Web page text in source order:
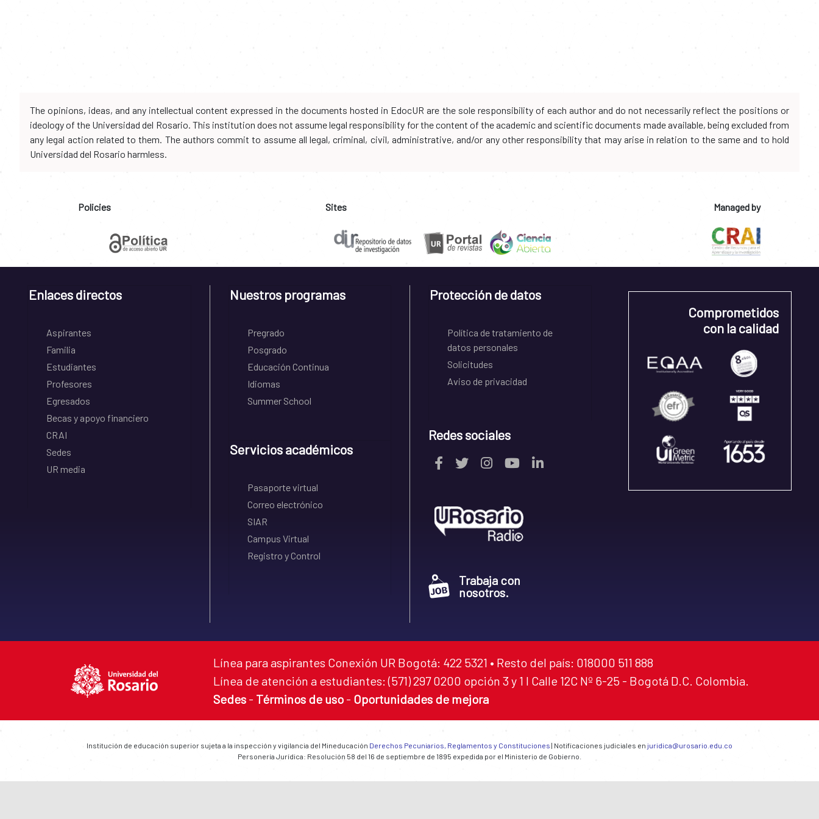
The opinions, ideas, and any intellectual content expressed in the documents hosted in EdocUR are the sole responsibility of each author and do not necessarily reflect the positions or
ideology of the Universidad del Rosario. This institution does not assume legal responsibility for the content of the academic and scientific documents made available, being excluded from
any legal action related to them. The authors commit to assume all legal, criminal, civil, administrative, and/or any other responsibility that may arise in relation to the same and to hold
Universidad del Rosario harmless.
Policies Sites Managed by
Enlaces directos
Aspirantes
Familia
Estudiantes
Profesores
Egresados
Becas y apoyo financiero
CRAI
Sedes
UR media
Nuestros programas
Pregrado
Posgrado
Educación Continua
Idiomas
Summer School
Servicios académicos
Pasaporte virtual
Correo electrónico
SIAR
Campus Virtual
Registro y Control
Protección de datos
Política de tratamiento de
datos personales
Solicitudes
Aviso de privacidad
Redes sociales
Trabaja con
nosotros.
Comprometidos
con la calidad
Línea para aspirantes Conexión UR Bogotá: 422 5321 • Resto del país: 018000 511 888
Línea de atención a estudiantes: (571) 297 0200 opción 3 y 1 I Calle 12C Nº 6-25 - Bogotá D.C. Colombia.
Sedes - Términos de uso - Oportunidades de mejora
Institución de educación superior sujeta a la inspección y vigilancia del Mineducación Derechos Pecuniarios, Reglamentos y Constituciones | Notificaciones judiciales en juridica@urosario.edu.co
Personería Jurídica: Resolución 58 del 16 de septiembre de 1895 expedida por el Ministerio de Gobierno.